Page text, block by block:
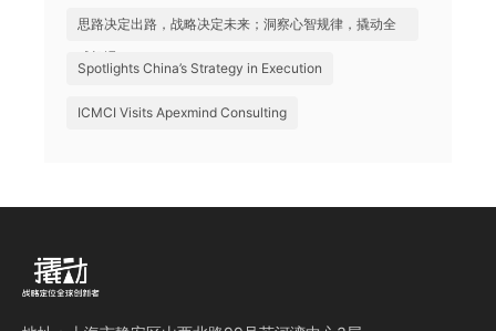
思路决定出路，战略决定未来；洞察心智规律，撬动全
球机遇
Spotlights China’s Strategy in Execution
ICMCI Visits Apexmind Consulting